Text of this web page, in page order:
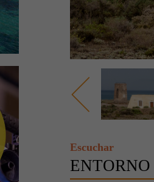
Escuchar